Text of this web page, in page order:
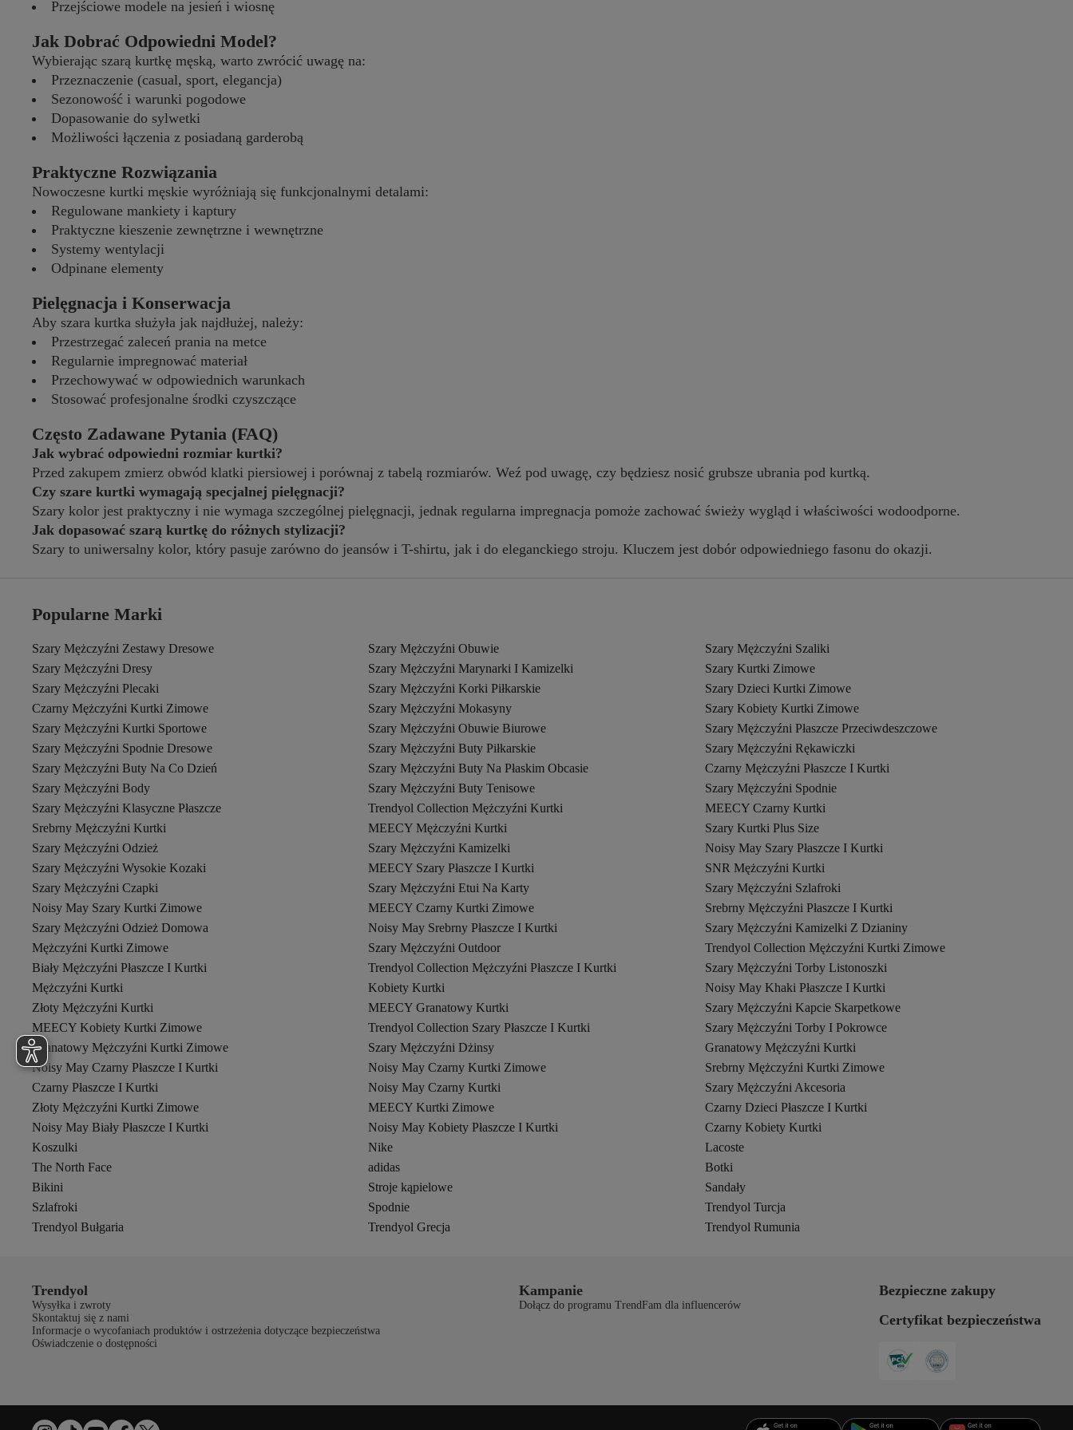
Przejściowe modele na jesień i wiosnę
Jak Dobrać Odpowiedni Model?
Wybierając szarą kurtkę męską, warto zwrócić uwagę na:
Przeznaczenie (casual, sport, elegancja)
Sezonowość i warunki pogodowe
Dopasowanie do sylwetki
Możliwości łączenia z posiadaną garderobą
Praktyczne Rozwiązania
Nowoczesne kurtki męskie wyróżniają się funkcjonalnymi detalami:
Regulowane mankiety i kaptury
Praktyczne kieszenie zewnętrzne i wewnętrzne
Systemy wentylacji
Odpinane elementy
Pielęgnacja i Konserwacja
Aby szara kurtka służyła jak najdłużej, należy:
Przestrzegać zaleceń prania na metce
Regularnie impregnować materiał
Przechowywać w odpowiednich warunkach
Stosować profesjonalne środki czyszczące
Często Zadawane Pytania (FAQ)
Jak wybrać odpowiedni rozmiar kurtki?
Przed zakupem zmierz obwód klatki piersiowej i porównaj z tabelą rozmiarów. Weź pod uwagę, czy będziesz nosić grubsze ubrania pod kurtką.
Czy szare kurtki wymagają specjalnej pielęgnacji?
Szary kolor jest praktyczny i nie wymaga szczególnej pielęgnacji, jednak regularna impregnacja pomoże zachować świeży wygląd i właściwości wodoodporne.
Jak dopasować szarą kurtkę do różnych stylizacji?
Szary to uniwersalny kolor, który pasuje zarówno do jeansów i T-shirtu, jak i do eleganckiego stroju. Kluczem jest dobór odpowiedniego fasonu do okazji.
Popularne Marki
Szary Mężczyźni Zestawy Dresowe Szary Mężczyźni Obuwie
Szary Mężczyźni Szaliki
Szary Mężczyźni Dresy
Szary Mężczyźni Marynarki I Kamizelki
Szary Kurtki Zimowe
Szary Mężczyźni Plecaki
Szary Mężczyźni Korki Piłkarskie
Szary Dzieci Kurtki Zimowe
Czarny Mężczyźni Kurtki Zimowe
Szary Mężczyźni Mokasyny
Szary Kobiety Kurtki Zimowe
Szary Mężczyźni Kurtki Sportowe
Szary Mężczyźni Obuwie Biurowe
Szary Mężczyźni Płaszcze Przeciwdeszczowe
Szary Mężczyźni Spodnie Dresowe
Szary Mężczyźni Buty Piłkarskie
Szary Mężczyźni Rękawiczki
Szary Mężczyźni Buty Na Co Dzień
Szary Mężczyźni Buty Na Płaskim Obcasie
Czarny Mężczyźni Płaszcze I Kurtki
Szary Mężczyźni Body
Szary Mężczyźni Buty Tenisowe
Szary Mężczyźni Spodnie
Szary Mężczyźni Klasyczne Płaszcze
Trendyol Collection Mężczyźni Kurtki
MEECY Czarny Kurtki
Srebrny Mężczyźni Kurtki
MEECY Mężczyźni Kurtki
Szary Kurtki Plus Size
Szary Mężczyźni Odzież
Szary Mężczyźni Kamizelki
Noisy May Szary Płaszcze I Kurtki
Szary Mężczyźni Wysokie Kozaki
MEECY Szary Płaszcze I Kurtki
SNR Mężczyźni Kurtki
Szary Mężczyźni Czapki
Szary Mężczyźni Etui Na Karty
Szary Mężczyźni Szlafroki
Noisy May Szary Kurtki Zimowe
MEECY Czarny Kurtki Zimowe
Srebrny Mężczyźni Płaszcze I Kurtki
Szary Mężczyźni Odzież Domowa
Noisy May Srebrny Płaszcze I Kurtki
Szary Mężczyźni Kamizelki Z Dzianiny
Mężczyźni Kurtki Zimowe
Szary Mężczyźni Outdoor
Trendyol Collection Mężczyźni Kurtki Zimowe
Biały Mężczyźni Płaszcze I Kurtki
Trendyol Collection Mężczyźni Płaszcze I Kurtki
Szary Mężczyźni Torby Listonoszki
Mężczyźni Kurtki
Kobiety Kurtki
Noisy May Khaki Płaszcze I Kurtki
Złoty Mężczyźni Kurtki
MEECY Granatowy Kurtki
Szary Mężczyźni Kapcie Skarpetkowe
MEECY Kobiety Kurtki Zimowe
Trendyol Collection Szary Płaszcze I Kurtki
Szary Mężczyźni Torby I Pokrowce
Granatowy Mężczyźni Kurtki Zimowe
Szary Mężczyźni Dżinsy
Granatowy Mężczyźni Kurtki
Noisy May Czarny Płaszcze I Kurtki
Noisy May Czarny Kurtki Zimowe
Srebrny Mężczyźni Kurtki Zimowe
Czarny Płaszcze I Kurtki
Noisy May Czarny Kurtki
Szary Mężczyźni Akcesoria
Złoty Mężczyźni Kurtki Zimowe
MEECY Kurtki Zimowe
Czarny Dzieci Płaszcze I Kurtki
Noisy May Biały Płaszcze I Kurtki
Noisy May Kobiety Płaszcze I Kurtki
Czarny Kobiety Kurtki
Koszulki
Nike
Lacoste
The North Face
adidas
Botki
Bikini
Stroje kąpielowe
Sandały
Szlafroki
Spodnie
Trendyol Turcja
Trendyol Bułgaria
Trendyol Grecja Trendyol Rumunia
Trendyol
Wysyłka i zwroty
Skontaktuj się z nami
Informacje o wycofaniach produktów i ostrzeżenia dotyczące bezpieczeństwa
Oświadczenie o dostępności
Kampanie
Dołącz do programu TrendFam dla influencerów
Bezpieczne zakupy
Certyfikat bezpieczeństwa